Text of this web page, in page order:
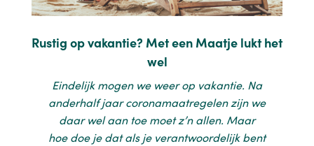
Rustig op vakantie? Met een Maatje lukt het
wel
Eindelijk mogen we weer op vakantie. Na
anderhalf jaar coronamaatregelen zijn we
daar wel aan toe moet z’n allen. Maar
hoe doe je dat als je verantwoordelijk bent